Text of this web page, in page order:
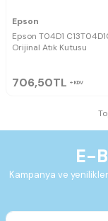
Epson
Epson T04D1
Orijinal Atık Kutusu
706,50TL KDV
E-
Kampanya ve